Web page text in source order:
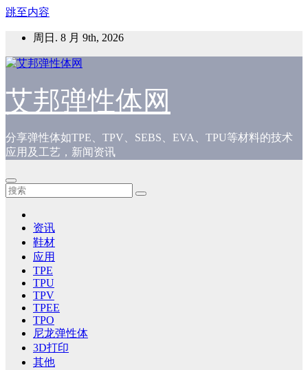
跳至内容
周日. 8 月 9th, 2026
艾邦弹性体网
分享弹性体如TPE、TPV、SEBS、EVA、TPU等材料的技术
应用及工艺，新闻资讯
资讯
鞋材
应用
TPE
TPU
TPV
TPEE
TPO
尼龙弹性体
3D打印
其他